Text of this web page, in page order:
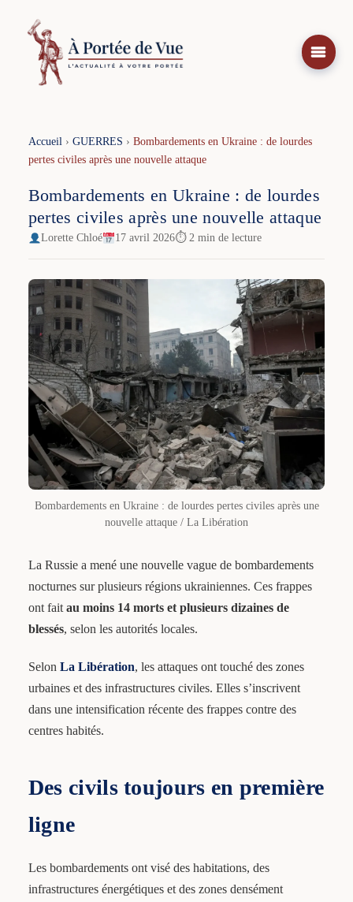
contenu
Accueil› GUERRES › Bombardements en Ukraine : de lourdes
pertes civiles après une nouvelle attaque
Bombardements en Ukraine : de lourdes
pertes civiles après une nouvelle attaque
Lorette Chloé 17 avril 2026⏱ 2 min de lecture
Bombardements en Ukraine : de lourdes pertes civiles après une
nouvelle attaque / La Libération
La Russie a mené une nouvelle vague de bombardements
nocturnes sur plusieurs régions ukrainiennes. Ces frappes
ont fait au moins 14 morts et plusieurs dizaines de
blessés, selon les autorités locales.
Selon La Libération, les attaques ont touché des zones
urbaines et des infrastructures civiles. Elles s’inscrivent
dans une intensification récente des frappes contre des
centres habités.
Des civils toujours en première
ligne
Les bombardements ont visé des habitations, des
infrastructures énergétiques et des zones densément